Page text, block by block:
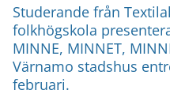
Studerande från
folkhögskola
MINNE, MINNET,
Värnamo stadshus
februari.